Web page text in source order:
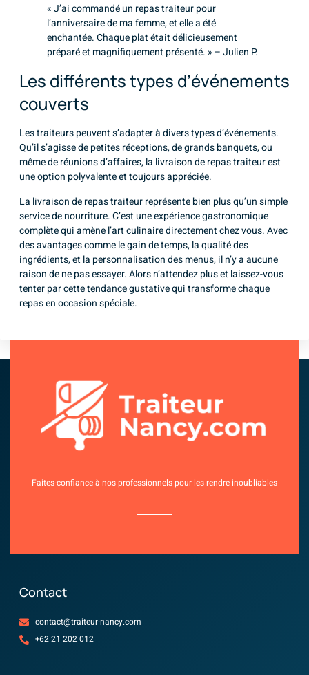
« J’ai commandé un repas traiteur pour
l’anniversaire de ma femme, et elle a été
enchantée. Chaque plat était délicieusement
préparé et magnifiquement présenté. » – Julien P.
Les différents types d’événements
couverts
Les traiteurs peuvent s’adapter à divers types d’événements.
Qu’il s’agisse de petites réceptions, de grands banquets, ou
même de réunions d’affaires, la livraison de repas traiteur est
une option polyvalente et toujours appréciée.
La livraison de repas traiteur représente bien plus qu’un simple
service de nourriture. C’est une expérience gastronomique
complète qui amène l’art culinaire directement chez vous. Avec
des avantages comme le gain de temps, la qualité des
ingrédients, et la personnalisation des menus, il n’y a aucune
raison de ne pas essayer. Alors n’attendez plus et laissez-vous
tenter par cette tendance gustative qui transforme chaque
repas en occasion spéciale.
Contact
contact@traiteur-nancy.com
+62 21 202 012
Faites-confiance à nos professionnels pour les rendre inoubliables